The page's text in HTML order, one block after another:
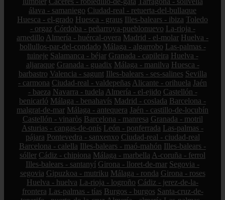
álava - samaniego Ciudad-real - retuerta-del-bullaque
Huesca - el-grado Huesca - graus Illes-balears - ibiza Toledo
- orgaz Córdoba - peñarroya-pueblonuevo La-rioja -
arnedillo Almería - huércal-overa Madrid - el-molar Huelva -
bollullos-par-del-condado Málaga - algarrobo Las-palmas -
tuineje Salamanca - béjar Granada - capileira Huelva -
aljaraque Granada - guadix Málaga - manilva Huesca -
barbastro Valencia - sagunt Illes-balears - ses-salines Sevilla
- carmona Ciudad-real - valdepeñas Alicante - orihuela Jaén
- baeza Navarra - tudela Almería - el-ejido Castellón -
benicarló Málaga - benahavís Madrid - coslada Barcelona -
malgrat-de-mar Málaga - antequera Jaén - castillo-de-locubín
Castellón - vinaròs Barcelona - manresa Granada - motril
Asturias - cangas-de-onís León - ponferrada Las-palmas -
pájara Pontevedra - sanxenxo Ciudad-real - ciudad-real
Barcelona - calella Illes-balears - maó-mahón Illes-balears -
sóller Cádiz - chipiona Málaga - marbella A-coruña - ferrol
Illes-balears - santanyí Girona - lloret-de-mar Segovia -
segovia Gipuzkoa - mutriku Málaga - ronda Girona - roses
Huelva - huelva La-rioja - logroño Cádiz - jerez-de-la-
frontera Las-palmas - tías Burgos - burgos Santa-cruz-de-